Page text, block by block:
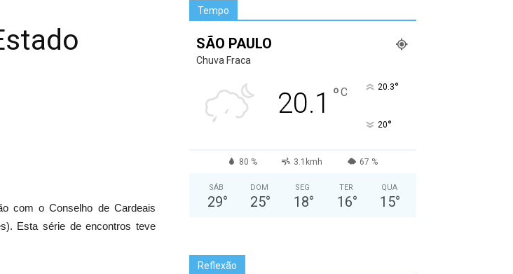
com o Conselho de Cardeais
Esta série de encontros teve
Tempo
SÃO PAULO
Chuva Fraca
20.1 °C 20.3°
20°
80 % 3.1kmh 67 %
SÁB
29°
DOM
25°
SEG
18°
TER
16°
QUA
15°
Reflexão